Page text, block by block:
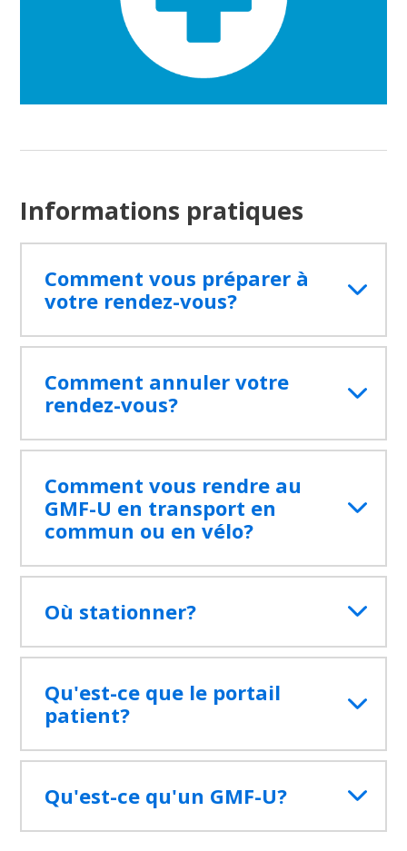
Informations pratiques
Comment vous préparer à
votre rendez-vous?
Comment annuler votre
rendez-vous?
Comment vous rendre au
GMF-U en transport en
commun ou en vélo?
Où stationner?
Qu'est-ce que le portail
patient?
Qu'est-ce qu'un GMF-U?